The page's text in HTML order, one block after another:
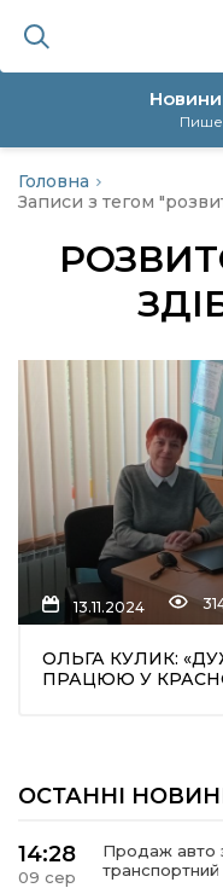
політика
Головна
Записи з тегом
13.11.2024
ОЛЬГА КУЛИК:
ПРАЦЮЮ У
ОСТАННІ
14:28
09 сер
Продаж авто
транспортний